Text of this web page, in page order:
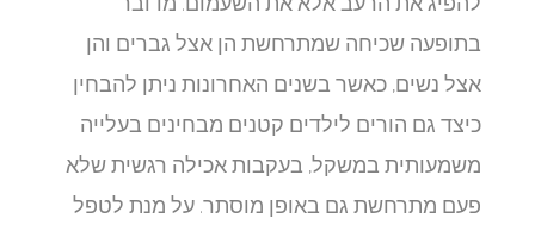
בתופעה שכיחה שמתרחשת הן אצל גברים והן
אצל נשים, כאשר בשנים האחרונות ניתן להבחין
כיצד גם הורים לילדים קטנים מבחינים בעלייה
משמעותית במשקל, בעקבות אכילה רגשית שלא
פעם מתרחשת גם באופן מוסתר. על מנת לטפל